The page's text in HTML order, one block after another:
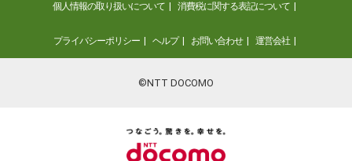
個人情報の取り扱いについて 消費税に関する表記について
プライバシーポリシー ヘルプ お問い合わせ 運営会社
©NTT DOCOMO